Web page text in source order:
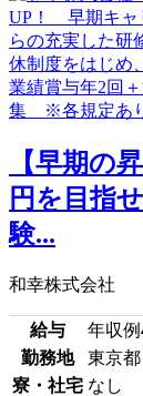
【早期の
円を目指
験...
和幸株式会社
給与 年収例
勤務地
東京
寮・社宅 なし